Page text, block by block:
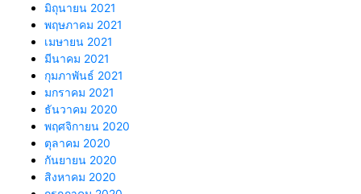
มิถุนายน 2021
พฤษภาคม 2021
เมษายน 2021
มีนาคม 2021
กุมภาพันธ์ 2021
มกราคม 2021
ธันวาคม 2020
พฤศจิกายน 2020
ตุลาคม 2020
กันยายน 2020
สิงหาคม 2020